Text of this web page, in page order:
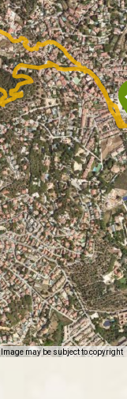
Image may be subject to copyright